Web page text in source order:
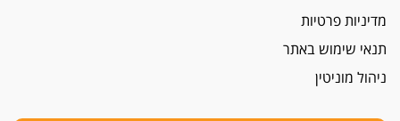
יו"ר המחוז צ'צ'קס מכנס ישיבה להדחת
מחאת הפרקליטים והסנגורים
מדיניות פרטיות
תנאי שימוש באתר
ניהול מוניטין